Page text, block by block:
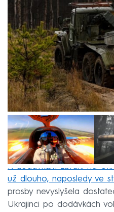
K dodávkám zbraní na
už dlouho, naposledy ve
prosby nevyslyšela
Ukrajinci po dodávkách